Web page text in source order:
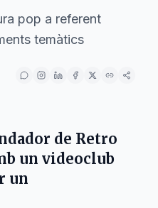
pop a referent
temàtics
de Retro
un videoclub
un